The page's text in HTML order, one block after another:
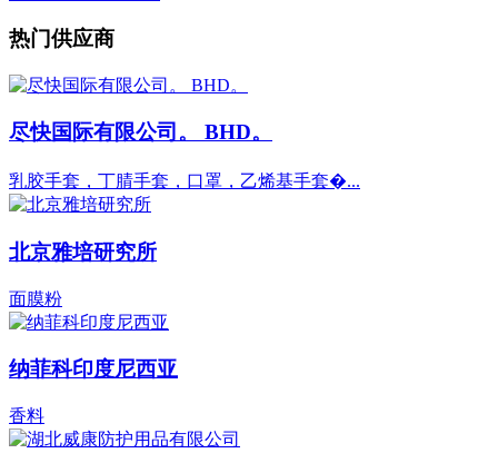
热门供应商
尽快国际有限公司。 BHD。
乳胶手套，丁腈手套，口罩，乙烯基手套�...
北京雅培研究所
面膜粉
纳菲科印度尼西亚
香料